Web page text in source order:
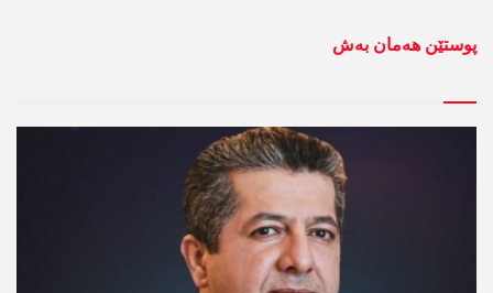
پوستێن ھەمان بەش